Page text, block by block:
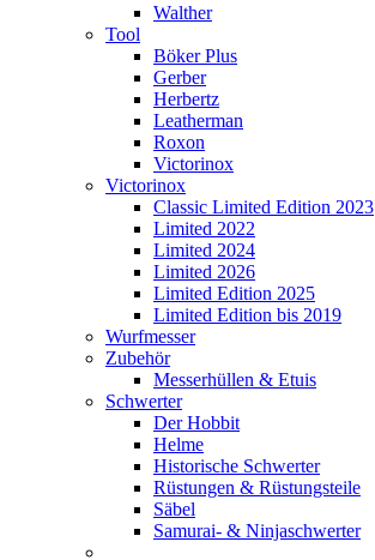
Walther
Tool
Böker Plus
Gerber
Herbertz
Leatherman
Roxon
Victorinox
Victorinox
Classic Limited Edition 2023
Limited 2022
Limited 2024
Limited 2026
Limited Edition 2025
Limited Edition bis 2019
Wurfmesser
Zubehör
Messerhüllen & Etuis
Schwerter
Der Hobbit
Helme
Historische Schwerter
Rüstungen & Rüstungsteile
Säbel
Samurai- & Ninjaschwerter